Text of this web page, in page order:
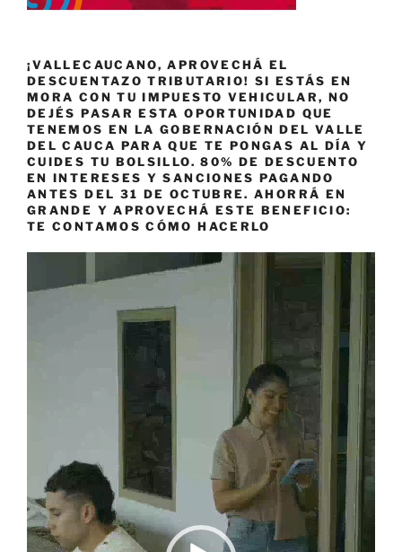
¡VALLECAUCANO, APROVECHÁ EL
DESCUENTAZO TRIBUTARIO! SI ESTÁS EN
MORA CON TU IMPUESTO VEHICULAR, NO
DEJÉS PASAR ESTA OPORTUNIDAD QUE
TENEMOS EN LA GOBERNACIÓN DEL VALLE
DEL CAUCA PARA QUE TE PONGAS AL DÍA Y
CUIDES TU BOLSILLO. 80% DE DESCUENTO
EN INTERESES Y SANCIONES PAGANDO
ANTES DEL 31 DE OCTUBRE. AHORRÁ EN
GRANDE Y APROVECHÁ ESTE BENEFICIO:
TE CONTAMOS CÓMO HACERLO